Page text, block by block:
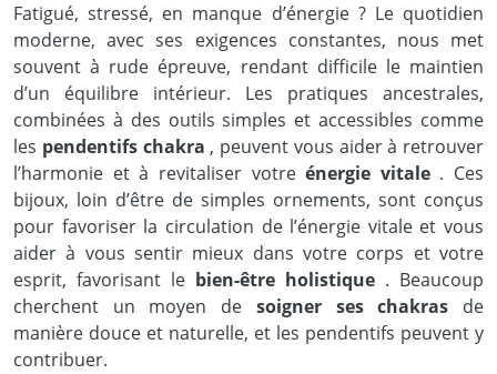
Fatigué, stressé, en manque d’énergie ? Le quotidien
moderne, avec ses exigences constantes, nous met
souvent à rude épreuve, rendant difficile le maintien
d’un équilibre intérieur. Les pratiques ancestrales,
combinées à des outils simples et accessibles comme
les pendentifs chakra , peuvent vous aider à retrouver
l’harmonie et à revitaliser votreénergie vitale . Ces
bijoux, loin d’être de simples ornements, sont conçus
pour favoriser la circulation de l’énergie vitale et vous
aider à vous sentir mieux dans votre corps et votre
esprit, favorisant le bien-être holistique . Beaucoup
cherchent un moyen de soigner ses chakras de
manière douce et naturelle, et les pendentifs peuvent y
contribuer.